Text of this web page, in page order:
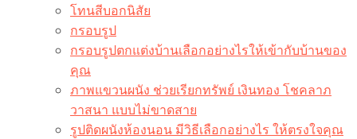
โทนสีบอกนิสัย
กรอบรูป
กรอบรูปตกแต่งบ้านเลือกอย่างไรให้เข้ากับบ้านของ
คุณ
ภาพแขวนผนัง ช่วยเรียกทรัพย์ เงินทอง โชคลาภ
วาสนา แบบไม่ขาดสาย
รูปติดผนังห้องนอน มีวิธีเลือกอย่างไร ให้ตรงใจคุณ